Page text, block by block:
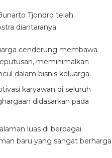
Tjondro telah
diantaranya :
cenderung membawa
meminimalkan
dalam bisnis keluarga.
karyawan di seluruh
didasarkan pada
luas di berbagai
baru yang sangat berharga